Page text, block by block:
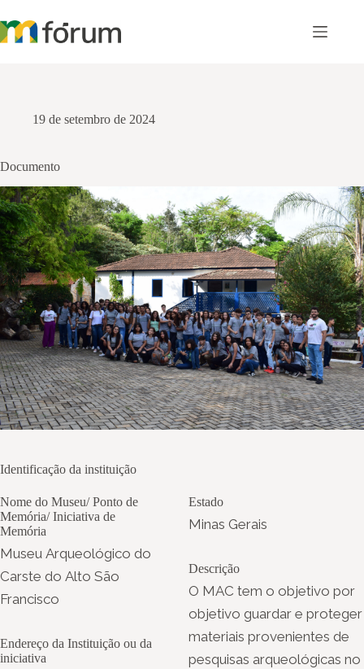
para
o
19 de setembro de 2024
Documento
Identificação da instituição
Nome do Museu/ Ponto de
Memória/ Iniciativa de
Memória
Museu Arqueológico do
Carste do Alto São
Francisco
Endereço da Instituição ou da
iniciativa
Estado
Minas Gerais
Descrição
O MAC tem o objetivo por
objetivo guardar e proteger
materiais provenientes de
pesquisas arqueológicas no